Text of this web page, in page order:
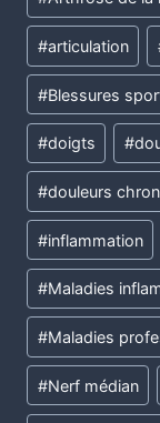
#articulation
#Blessures
#doigts #
#douleurs
#inflammation
#Maladies
#Maladies
#Nerf médian